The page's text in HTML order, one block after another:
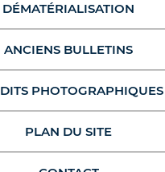
DÉMATÉRIALISATION
ANCIENS BULLETINS
PHOTOGRAPHIQUES
PLAN DU SITE